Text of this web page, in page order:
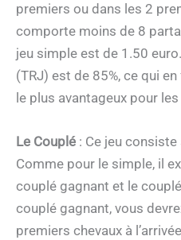
premiers ou dans les 2
comporte moins de 8
jeu simple est de 1.50
(TRJ) est de 85%, ce qui
le plus avantageux pour
Le Couplé : Ce jeu
Comme pour le simple, il
couplé gagnant et le
couplé gagnant, vous
premiers chevaux à